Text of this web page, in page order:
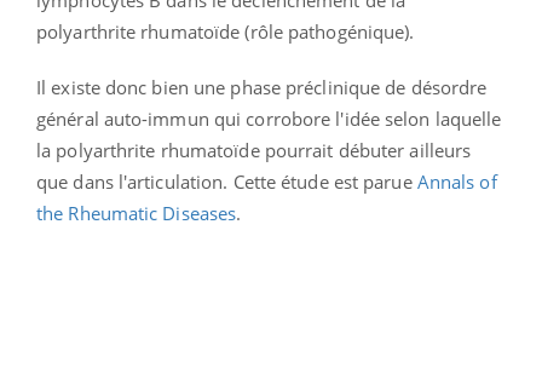
polyarthrite rhumatoïde (rôle pathogénique).
Il existe donc bien une phase préclinique de désordre
général auto-immun qui corrobore l'idée selon laquelle
la polyarthrite rhumatoïde pourrait débuter ailleurs
que dans l'articulation. Cette étude est parue Annals of
the Rheumatic Diseases.